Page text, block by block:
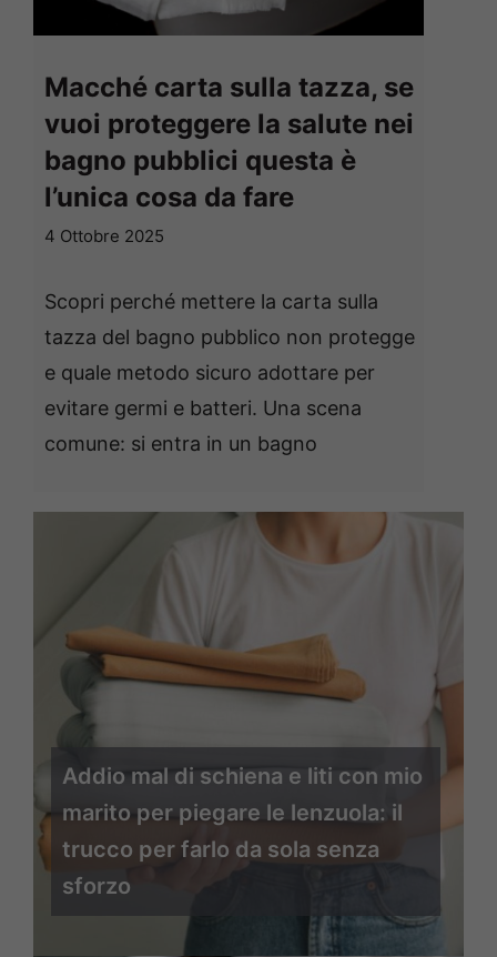
Macché carta sulla tazza, se
vuoi proteggere la salute nei
bagno pubblici questa è
l’unica cosa da fare
4 Ottobre 2025
Scopri perché mettere la carta sulla
tazza del bagno pubblico non protegge
e quale metodo sicuro adottare per
evitare germi e batteri. Una scena
comune: si entra in un bagno
Addio mal di schiena e liti con mio
marito per piegare le lenzuola: il
trucco per farlo da sola senza
sforzo